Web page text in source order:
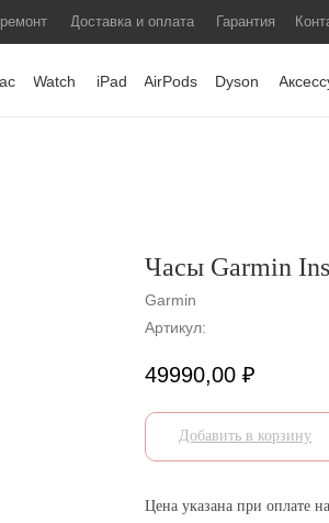
Гарантия
Доставка и оплата
Dyson
AirPods
iPad
Watch
Часы Garmin
Garmin
Артикул:
49990,00 ₽
Добавить в корзину
Цена указана при оплате